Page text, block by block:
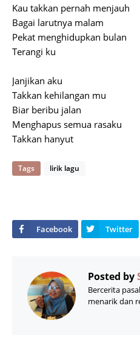
Kau takkan pernah menjauh
Bagai larutnya malam
Pekat menghidupkan bulan
Terangi ku
Janjikan aku
Takkan kehilangan mu
Biar beribu jalan
Menghapus semua rasaku
Takkan hanyut
Tags lirik lagu
Posted by
Bercerita
menarik dan